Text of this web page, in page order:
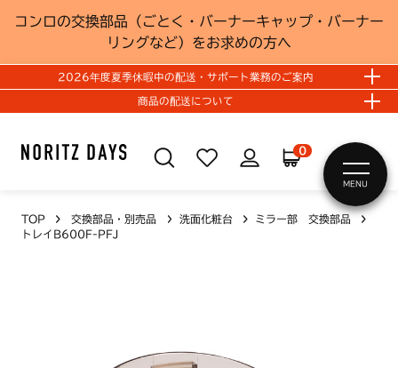
コンロの交換部品（ごとく・バーナーキャップ・バーナー
リングなど）をお求めの方へ
2026年度夏季休暇中の配送・サポート業務のご案内
商品の配送について
0
MENU
TOP 交換部品・別売品 洗面化粧台
ミラー部 交換部品
トレイB600F-PFJ